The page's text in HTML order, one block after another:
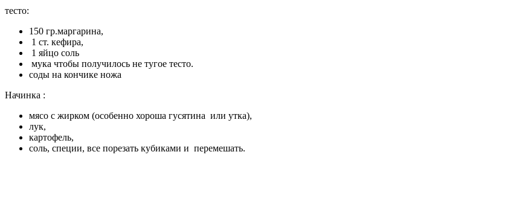
тесто:
150 гр.маргарина,
1 ст. кефира,
1 яйцо соль
мука чтобы получилось не тугое тесто.
соды на кончике ножа
Начинка :
мясо с жирком (особенно хороша гусятина или утка),
лук,
картофель,
соль, специи, все порезать кубиками и перемешать.